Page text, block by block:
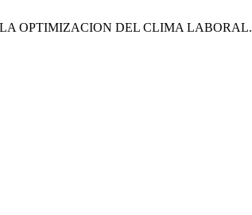
LA OPTIMIZACION DEL CLIMA LABORAL.